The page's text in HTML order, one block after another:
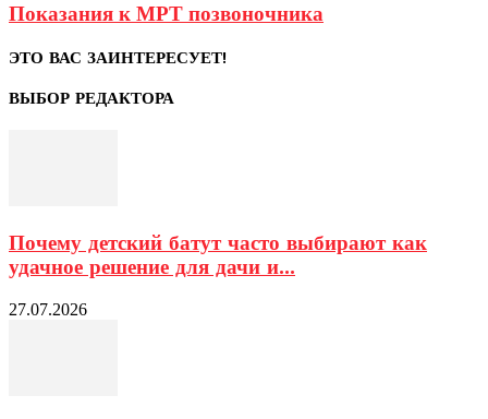
Показания к МРТ позвоночника
ЭТО ВАС ЗАИНТЕРЕСУЕТ!
ВЫБОР РЕДАКТОРА
Почему детский батут часто выбирают как
удачное решение для дачи и...
27.07.2026